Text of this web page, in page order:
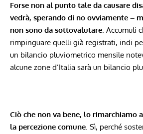
Forse non al punto tale da causare
vedrà, sperando di no ovviamente –
non sono da sottovalutare. Accumuli
rimpinguare quelli già registrati, indi
un bilancio pluviometrico mensile
alcune zone d’Italia sarà un bilancio
Ciò che non va bene, lo rimarchiamo
la percezione comune. Sì, perché